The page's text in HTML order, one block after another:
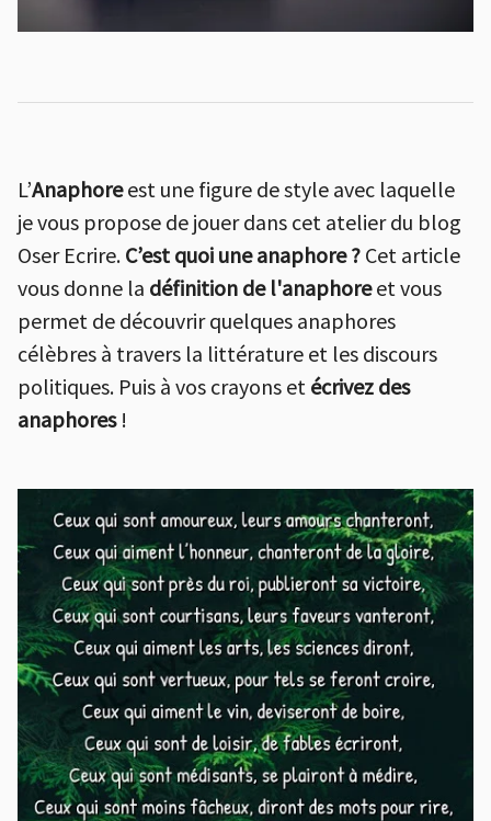
L’Anaphoreest une figure de style avec laquelle
je vous propose de jouer dans cet atelier du blog
Oser Ecrire. C’est quoi une anaphore ? Cet article
vous donne la définition de l'anaphoreet vous
permet de découvrir quelques anaphores
célèbres à travers la littérature et les discours
politiques. Puis à vos crayons et écrivez des
anaphores !